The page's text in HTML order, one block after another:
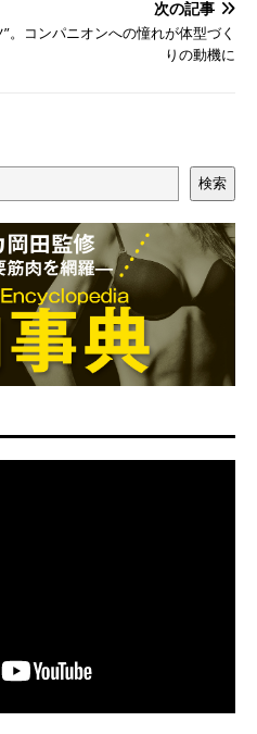
次の記事
。コンパニオンへの憧れが体型づく
りの動機に
検索